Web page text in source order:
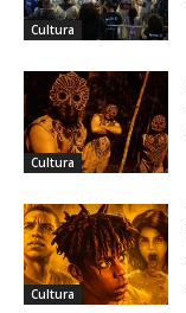
Cultura
Cultura
Cultura